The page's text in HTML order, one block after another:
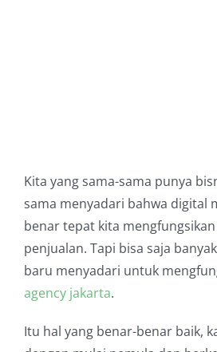
Kita yang sama-sama punya
sama menyadari bahwa digital
benar tepat kita
penjualan. Tapi bisa saja
baru menyadari untuk
agency jakarta.
Itu hal yang benar-benar baik,